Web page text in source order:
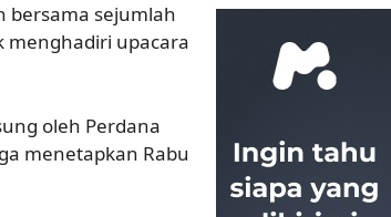
bersama sejumlah
menghadiri upacara
oleh Perdana
menetapkan Rabu